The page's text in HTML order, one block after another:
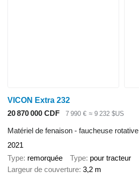
VICON Extra 232
20 870 000 CDF
7 990 € ≈ 9 232 $US
Matériel de fenaison - faucheuse rotative
2021
Type remorquée Type pour tracteur
Largeur de couverture 3,2 m